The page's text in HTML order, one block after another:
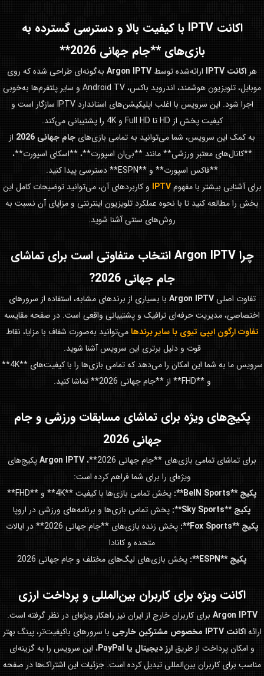
اکانت IPTV با کیفیت بالا و دسترسی گسترده به
بازی‌های **جام جهانی 2026**
هر اکانت IPTV ارائه‌شده توسط Argon IPTV به‌گونه‌ای طراحی شده که روی
موبایل، تلویزیون هوشمند، اندروید باکس، Android TV و سایر پلتفرم‌ها به‌خوبی
اجرا شود. این سرویس با اغلب اپلیکیشن‌های استاندارد IPTV سازگار است و
کیفیت پخش از HD تا Full HD و 4K را پشتیبانی می‌کند.
به کمک این سرویس، شما می‌توانید به تمامی بازی‌های جام جهانی 2026
از
**کانال‌های معتبر ورزشی** مانند **بی‌ان اسپورت**، **اسکای اسپورت**،
**فاکس اسپورت** و **ESPN** دسترسی پیدا کنید.
برای آشنایی بیشتر با مفهومIPTV و کاربردهای آن، می‌توانید توضیحات کامل این
بخش را مطالعه کنید تا با نحوه عملکرد تلویزیون اینترنتی و مزایای آن نسبت به
روش‌های سنتی آشنا شوید.
چراArgon IPTV انتخاب متفاوتی است برای تماشای
جام جهانی 2026
?
تفاوت اصلیArgon IPTV با بسیاری از برندهای مشابه، استفاده از سرورهای
اختصاصی، مدیریت حرفه‌ای ترافیک و پشتیبانی واقعی است. در صفحه مقایسه
تفاوت ارگون ایپی تیوی با سایر برندها می‌توانید به‌صورت شفاف با مزایا، نقاط
قوت و دلیل برتری این سرویس آشنا شوید.
سرویس ما به شما این امکان را می‌دهد که تمامی بازی‌ها را با کیفیت‌های **4K**
و **FHD** از **جام جهانی 2026** تماشا کنید.
پکیج‌های ویژه برای تماشای مسابقات ورزشی وجام
جهانی 2026
برای تماشای تمامی بازی‌های **جام جهانی 2026**، Argon IPTVپکیج‌های
ویژه‌ای را برای شما فراهم کرده است:
پکیج **BeIN Sports**:
پخش تمامی بازی‌ها با کیفیت **4K** و **FHD**
پکیج **Sky Sports**:
پخش تمامی بازی‌ها و برنامه‌های ورزشی در اروپا
پکیج **Fox Sports**:
پخش زنده بازی‌های **جام جهانی 2026** در ایالات
متحده و کانادا
پکیج **ESPN**:
پخش بازی‌های لیگ‌های مختلف و جام جهانی 2026
اکانت ویژه برای کاربران بین‌المللی و پرداخت ارزی
Argon IPTV برای کاربران خارج از ایران نیز راهکار ویژه‌ای در نظر گرفته است.
ارائهاکانت IPTV مخصوص مشترکین خارجی
با سرورهای باکیفیت‌تر، پینگ بهتر
و امکان پرداخت از طریق ارز دیجیتال یا PayPal
، این سرویس را به گزینه‌ای
مناسب برای کاربران بین‌المللی تبدیل کرده است. جزئیات این اشتراک‌ها در صفحه